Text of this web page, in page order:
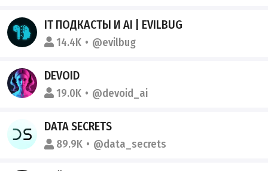
IT ПОДКАСТЫ И AI | EVILBUG
14.4K @evilbug
DEVOID
19.0K @devoid_ai
DATA SECRETS
89.9K @data_secrets